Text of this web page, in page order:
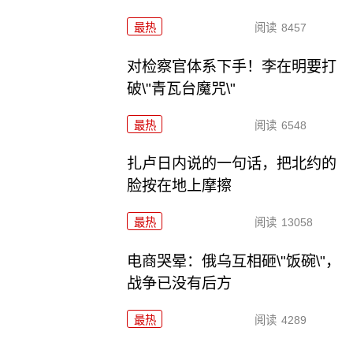
最热 阅读 8457
对检察官体系下手！李在明要打
破\"青瓦台魔咒\"
最热 阅读 6548
扎卢日内说的一句话，把北约的
脸按在地上摩擦
最热 阅读 13058
电商哭晕：俄乌互相砸\"饭碗\"，
战争已没有后方
最热 阅读 4289